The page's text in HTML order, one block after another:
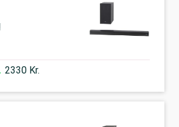
2330 Kr.